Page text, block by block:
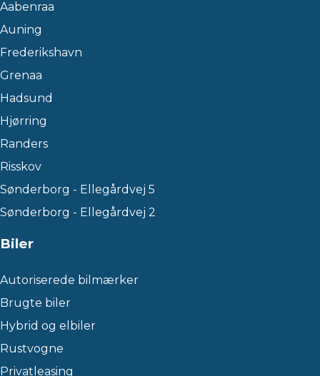
Aabenraa
Auning
Frederikshavn
Grenaa
Hadsund
Hjørring
Randers
Risskov
Sønderborg - Ellegårdvej 5
Sønderborg - Ellegårdvej 2
Biler
Autoriserede bilmærker
Brugte biler
Hybrid og elbiler
Rustvogne
Privatleasing